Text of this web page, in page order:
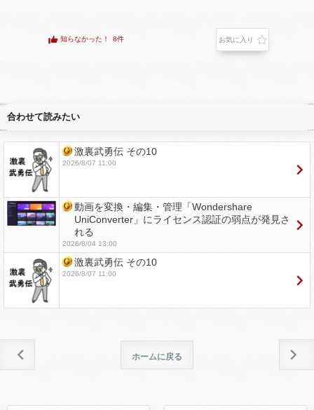
知らなかった！ 8件 お気に入り
合わせて読みたい
激裏武勇伝 その10
2026/8/07 11:00
動画を変換・編集・管理「Wondershare
UniConverter」にライセンス認証の弱点が発見さ
れる
2026/8/04 13:00
激裏武勇伝 その10
2026/8/07 11:00
ホームに戻る